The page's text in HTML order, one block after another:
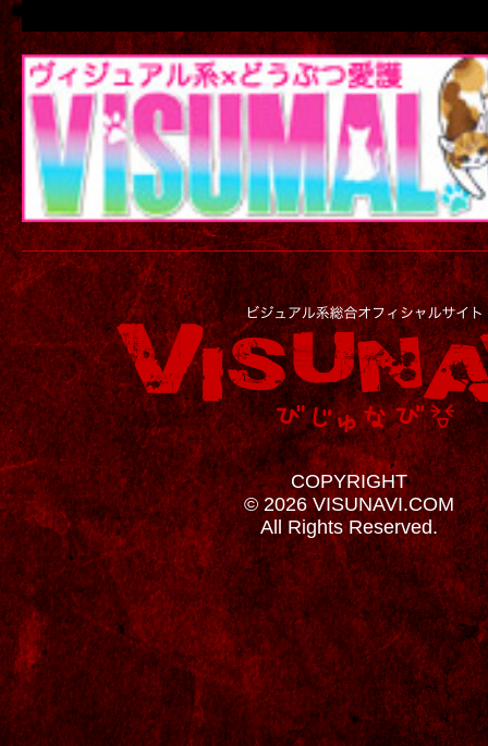
COPYRIGHT
© 2026 VISUNAVI.COM
All Rights Reserved.